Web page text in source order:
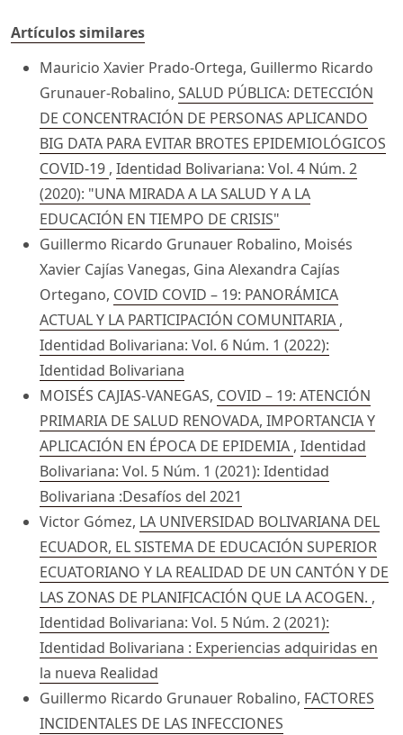
Artículos similares
Mauricio Xavier Prado-Ortega, Guillermo Ricardo
Grunauer-Robalino, SALUD PÚBLICA: DETECCIÓN
DE CONCENTRACIÓN DE PERSONAS APLICANDO
BIG DATA PARA EVITAR BROTES EPIDEMIOLÓGICOS
COVID-19 , Identidad Bolivariana: Vol. 4 Núm. 2
(2020): "UNA MIRADA A LA SALUD Y A LA
EDUCACIÓN EN TIEMPO DE CRISIS"
Guillermo Ricardo Grunauer Robalino, Moisés
Xavier Cajías Vanegas, Gina Alexandra Cajías
Ortegano, COVID COVID – 19: PANORÁMICA
ACTUAL Y LA PARTICIPACIÓN COMUNITARIA ,
Identidad Bolivariana: Vol. 6 Núm. 1 (2022):
Identidad Bolivariana
MOISÉS CAJIAS-VANEGAS, COVID – 19: ATENCIÓN
PRIMARIA DE SALUD RENOVADA, IMPORTANCIA Y
APLICACIÓN EN ÉPOCA DE EPIDEMIA , Identidad
Bolivariana: Vol. 5 Núm. 1 (2021): Identidad
Bolivariana :Desafíos del 2021
Victor Gómez, LA UNIVERSIDAD BOLIVARIANA DEL
ECUADOR, EL SISTEMA DE EDUCACIÓN SUPERIOR
ECUATORIANO Y LA REALIDAD DE UN CANTÓN Y DE
LAS ZONAS DE PLANIFICACIÓN QUE LA ACOGEN. ,
Identidad Bolivariana: Vol. 5 Núm. 2 (2021):
Identidad Bolivariana : Experiencias adquiridas en
la nueva Realidad
Guillermo Ricardo Grunauer Robalino, FACTORES
INCIDENTALES DE LAS INFECCIONES